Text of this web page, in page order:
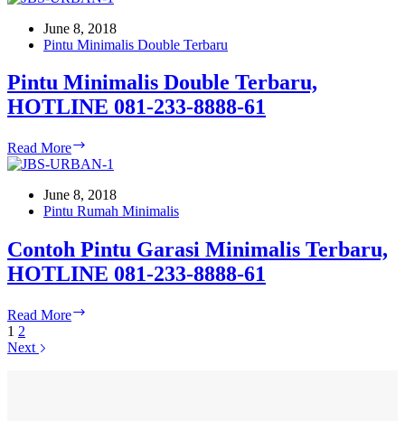
Terbaru,
HOTLINE
233-
8888-
61
June 8, 2018
Pintu Minimalis Double Terbaru
Pintu Minimalis Double Terbaru,
HOTLINE 081-233-8888-61
Read More
Minimalis
Terbaru,
HOTLINE
233-
8888-
61
June 8, 2018
Pintu Rumah Minimalis
Contoh Pintu Garasi Minimalis Terbaru,
HOTLINE 081-233-8888-61
Read More
1 2
Next